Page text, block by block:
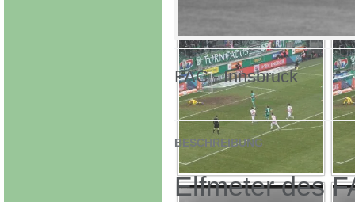
FAC - Innsbruck
BESCHREIBUNG
Elfmeter des